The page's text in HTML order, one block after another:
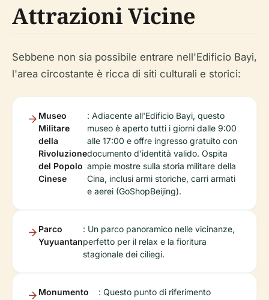
Attrazioni Vicine
Sebbene non sia possibile entrare nell'Edificio Bayi,
l'area circostante è ricca di siti culturali e storici:
Museo
Militare
della
Rivoluzione
del Popolo
Cinese
: Adiacente all'Edificio Bayi, questo
museo è aperto tutti i giorni dalle 9:00
alle 17:00 e offre ingresso gratuito con
documento d'identità valido. Ospita
ampie mostre sulla storia militare della
Cina, inclusi armi storiche, carri armati
e aerei (GoShopBeijing).
Parco
Yuyuantan
: Un parco panoramico nelle vicinanze,
perfetto per il relax e la fioritura
stagionale dei ciliegi.
Monumento
: Questo punto di riferimento